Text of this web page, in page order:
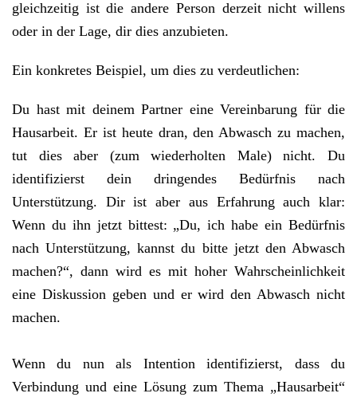
gleichzeitig ist die andere Person derzeit nicht willens
oder in der Lage, dir dies anzubieten.
Ein konkretes Beispiel, um dies zu verdeutlichen:
Du hast mit deinem Partner eine Vereinbarung für die
Hausarbeit. Er ist heute dran, den Abwasch zu machen,
tut dies aber (zum wiederholten Male) nicht. Du
identifizierst dein dringendes Bedürfnis nach
Unterstützung. Dir ist aber aus Erfahrung auch klar:
Wenn du ihn jetzt bittest: „Du, ich habe ein Bedürfnis
nach Unterstützung, kannst du bitte jetzt den Abwasch
machen?“, dann wird es mit hoher Wahrscheinlichkeit
eine Diskussion geben und er wird den Abwasch nicht
machen.
Wenn du nun als Intention identifizierst, dass du
Verbindung und eine Lösung zum Thema „Hausarbeit“